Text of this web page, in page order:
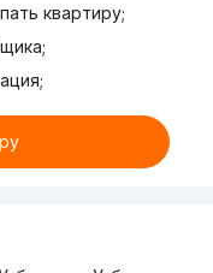
квартиру;